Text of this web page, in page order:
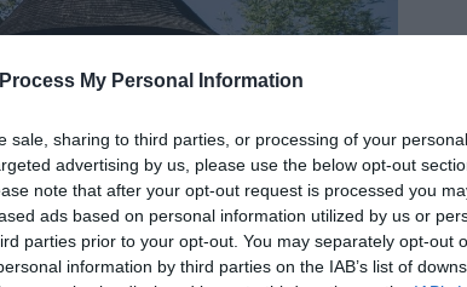
My Personal Information
sale, sharing to third parties, or processing of your
advertising by us, please use the below opt-out
note that after your opt-out request is processed you
ads based on personal information utilized by us or
parties prior to your opt-out. You may separately opt-out
information by third parties on the IAB’s list of